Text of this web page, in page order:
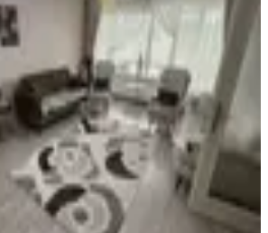
· 180 m² 3. Kat· 22.06.2026